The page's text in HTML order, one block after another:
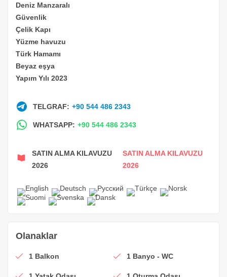
Deniz Manzaralı
Güvenlik
Çelik Kapı
Yüzme havuzu
Türk Hamamı
Beyaz eşya
Yapım Yılı 2023
TELGRAF: +90 544 486 2343
WHATSAPP: +90 544 486 2343
SATIN ALMA KILAVUZU
2026
SATIN ALMA KILAVUZU
2026
Olanaklar
1 Balkon 1 Banyo - WC